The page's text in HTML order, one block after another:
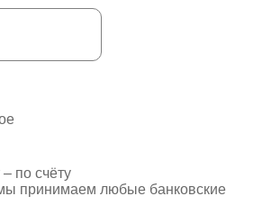
по счёту
принимаем любые банковские